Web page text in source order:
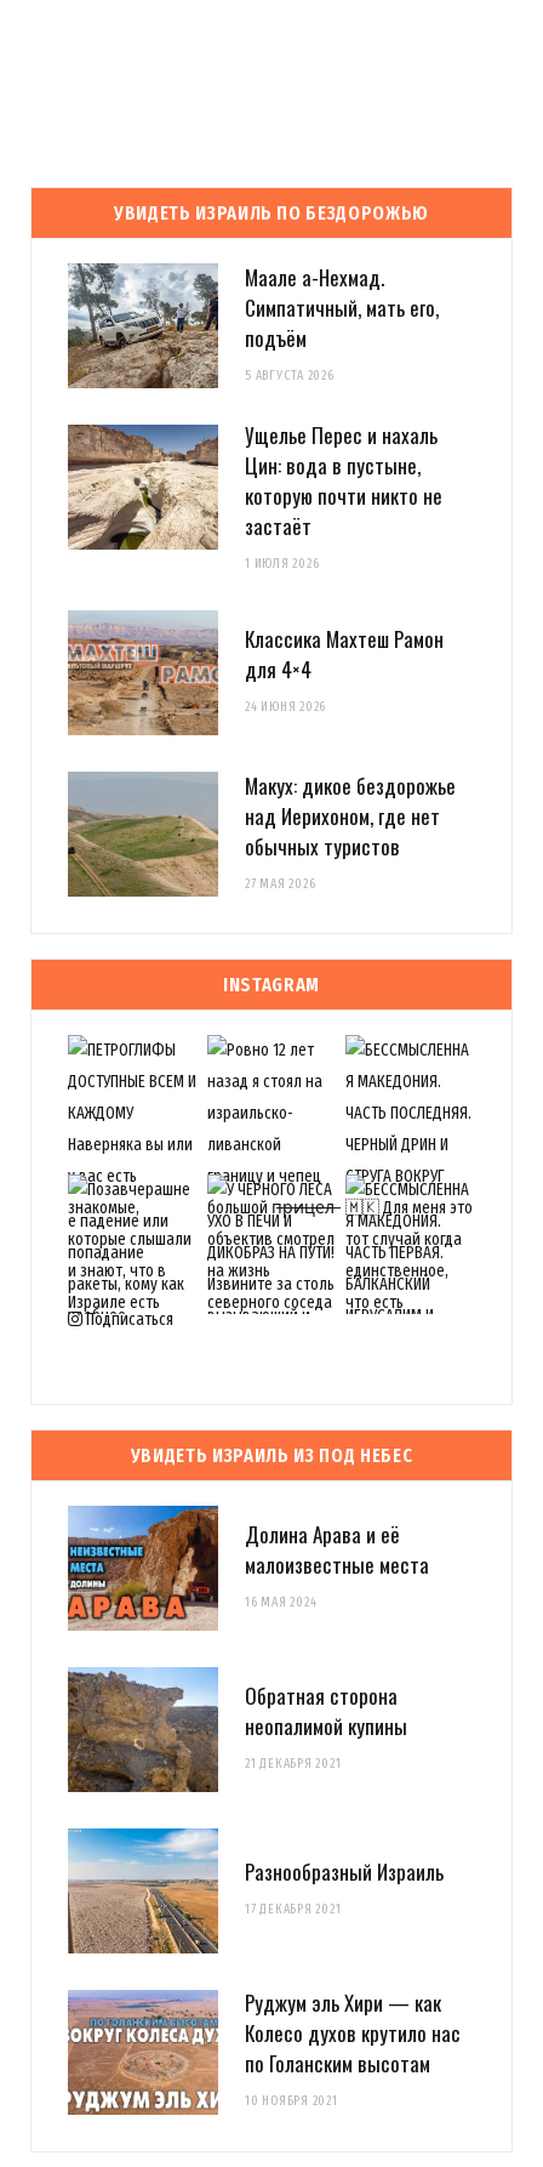
УВИДЕТЬ ИЗРАИЛЬ ПО БЕЗДОРОЖЬЮ
Маале а-Нехмад.
Симпатичный, мать его,
подъём
5 АВГУСТА 2026
Ущелье Перес и нахаль
Цин: вода в пустыне,
которую почти никто не
застаёт
1 ИЮЛЯ 2026
Классика Махтеш Рамон
для 4×4
24 ИЮНЯ 2026
Макух: дикое бездорожье
над Иерихоном, где нет
обычных туристов
27 МАЯ 2026
INSTAGRAM
Подписаться
УВИДЕТЬ ИЗРАИЛЬ ИЗ ПОД НЕБЕС
Долина Арава и её
малоизвестные места
16 МАЯ 2024
Обратная сторона
неопалимой купины
21 ДЕКАБРЯ 2021
Разнообразный Израиль
17 ДЕКАБРЯ 2021
Руджум эль Хири — как
Колесо духов крутило нас
по Голанским высотам
10 НОЯБРЯ 2021